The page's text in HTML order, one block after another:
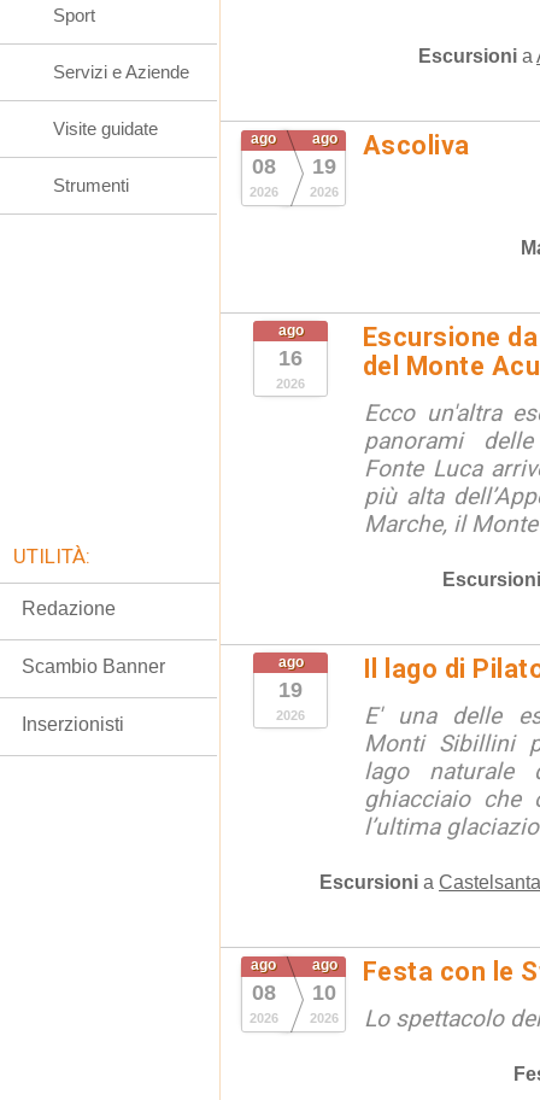
Escursioni a
ago
08
2026
ago
19
2026
Ascoliva
ago
16
2026
Escursione
del Monte
Ecco un'altra
panorami
Fonte Luca
più alta
Marche, il
Escursioni
ago
19
2026
Il lago di
E' una delle
Monti Sibillini
lago naturale
ghiacciaio che
l’ultima
Escursioni a
ago
08
2026
ago
10
2026
Festa con le
Lo spettacolo
Sport
Servizi e Aziende
Visite guidate
Strumenti
UTILITÀ:
Redazione
Scambio Banner
Inserzionisti